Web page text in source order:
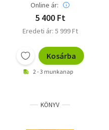
Online ár:
5 400 Ft
Eredeti ár: 5 999 Ft
Kosárba
2 - 3 munkanap
KÖNYV